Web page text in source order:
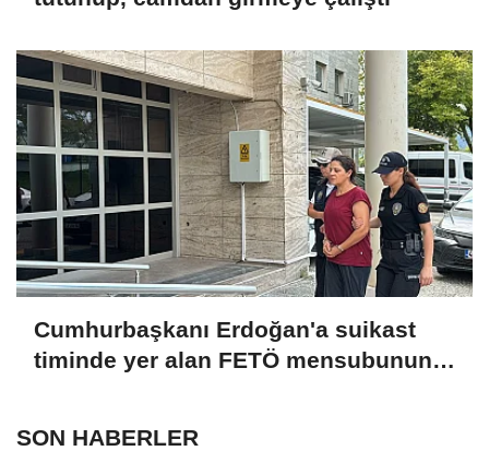
Cumhurbaşkanı Erdoğan'a suikast
timinde yer alan FETÖ mensubunun
SON HABERLER